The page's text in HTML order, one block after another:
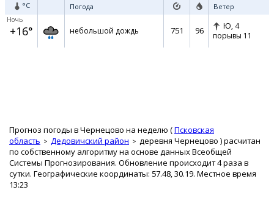
°C Погода Ветер
Ночь
+16° небольшой дождь 751 96 Ю, 4
порывы 11
Прогноз погоды в Чернецово на неделю (Псковская
область
Дедовичский район деревня Чернецово ) расчитан
по собственному алгоритму на основе данных Всеобщей
Системы Прогнозирования. Обновление происходит 4 раза в
сутки. Географические координаты: 57.48, 30.19. Местное время
13:23